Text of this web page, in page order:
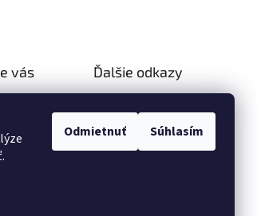
Odmietnuť Súhlasím
vás
osobných
Ďalšie odkazy
Doprava a platba